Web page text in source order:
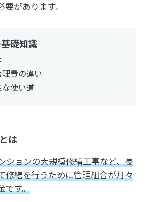
があります。
礎知識
費の違い
使い道
は
ションの大規模修繕工事など、長
修繕を行うために管理組合が月々
す。